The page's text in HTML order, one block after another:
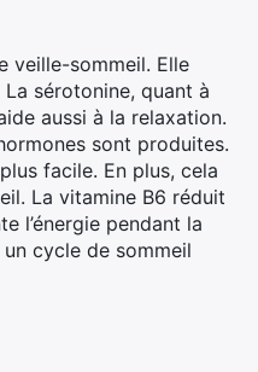
veille-sommeil. Elle
La sérotonine, quant à
aussi à la relaxation.
sont produites.
facile. En plus, cela
La vitamine B6 réduit
l’énergie pendant la
un cycle de sommeil